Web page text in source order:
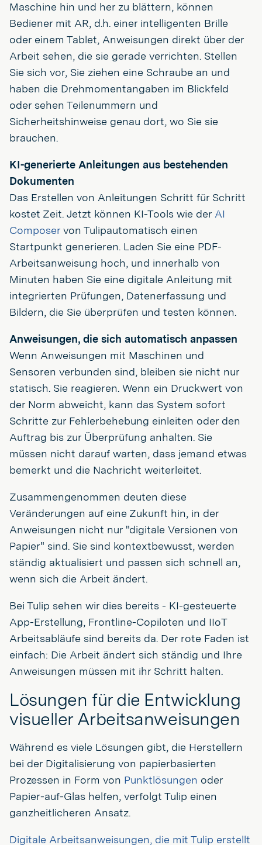
Maschine hin und her zu blättern, können
Bediener mit AR, d.h. einer intelligenten Brille
oder einem Tablet, Anweisungen direkt über der
Arbeit sehen, die sie gerade verrichten. Stellen
Sie sich vor, Sie ziehen eine Schraube an und
haben die Drehmomentangaben im Blickfeld
oder sehen Teilenummern und
Sicherheitshinweise genau dort, wo Sie sie
brauchen.
KI-generierte Anleitungen aus bestehenden
Dokumenten
Das Erstellen von Anleitungen Schritt für Schritt
kostet Zeit. Jetzt können KI-Tools wie der AI
Composer von Tulipautomatisch einen
Startpunkt generieren. Laden Sie eine PDF-
Arbeitsanweisung hoch, und innerhalb von
Minuten haben Sie eine digitale Anleitung mit
integrierten Prüfungen, Datenerfassung und
Bildern, die Sie überprüfen und testen können.
Anweisungen, die sich automatisch anpassen
Wenn Anweisungen mit Maschinen und
Sensoren verbunden sind, bleiben sie nicht nur
statisch. Sie reagieren. Wenn ein Druckwert von
der Norm abweicht, kann das System sofort
Schritte zur Fehlerbehebung einleiten oder den
Auftrag bis zur Überprüfung anhalten. Sie
müssen nicht darauf warten, dass jemand etwas
bemerkt und die Nachricht weiterleitet.
Zusammengenommen deuten diese
Veränderungen auf eine Zukunft hin, in der
Anweisungen nicht nur "digitale Versionen von
Papier" sind. Sie sind kontextbewusst, werden
ständig aktualisiert und passen sich schnell an,
wenn sich die Arbeit ändert.
Bei Tulip sehen wir dies bereits - KI-gesteuerte
App-Erstellung, Frontline-Copiloten und IIoT
Arbeitsabläufe sind bereits da. Der rote Faden ist
einfach: Die Arbeit ändert sich ständig und Ihre
Anweisungen müssen mit ihr Schritt halten.
Lösungen für die Entwicklung
visueller Arbeitsanweisungen
Während es viele Lösungen gibt, die Herstellern
bei der Digitalisierung von papierbasierten
Prozessen in Form von Punktlösungen oder
Papier-auf-Glas helfen, verfolgt Tulip einen
ganzheitlicheren Ansatz.
Digitale Arbeitsanweisungen, die mit Tulip erstellt